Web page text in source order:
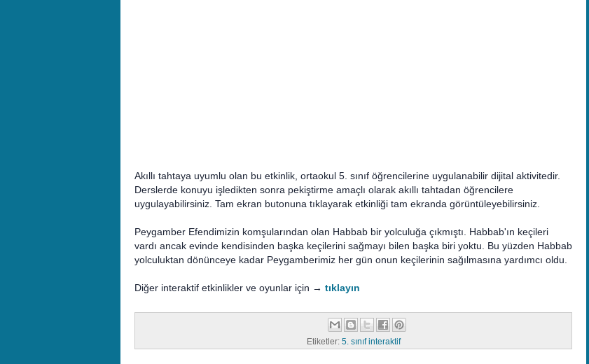
Akıllı tahtaya uyumlu olan bu etkinlik, ortaokul 5. sınıf öğrencilerine uygulanabilir dijital aktivitedir.
Derslerde konuyu işledikten sonra pekiştirme amaçlı olarak akıllı tahtadan öğrencilere
uygulayabilirsiniz. Tam ekran butonuna tıklayarak etkinliği tam ekranda görüntüleyebilirsiniz.
Peygamber Efendimizin komşularından olan Habbab bir yolculuğa çıkmıştı. Habbab'ın keçileri
vardı ancak evinde kendisinden başka keçilerini sağmayı bilen başka biri yoktu. Bu yüzden Habbab
yolculuktan dönünceye kadar Peygamberimiz her gün onun keçilerinin sağılmasına yardımcı oldu.
Diğer interaktif etkinlikler ve oyunlar için → tıklayın
Etiketler: 5. sınıf interaktif